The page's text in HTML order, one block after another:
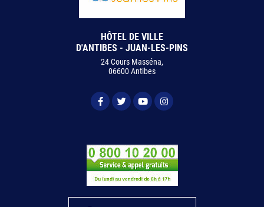
HÔTEL DE VILLE
D'ANTIBES - JUAN-LES-PINS
24 Cours Masséna,
06600 Antibes